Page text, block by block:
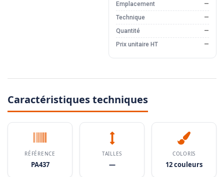
Emplacement
—
Technique
—
Quantité
—
Prix unitaire HT
—
Caractéristiques techniques
RÉFÉRENCE
PA437
TAILLES
—
COLORIS
12 couleurs